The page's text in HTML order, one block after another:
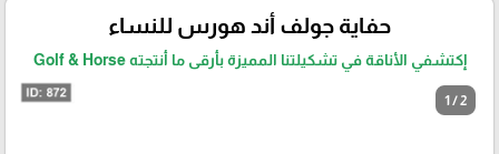
حفاية جولف أند هورس للنساء
إكتشفي الأناقة في تشكيلتنا المميزة بأرقى ما أنتجته Golf & Horse
1 / 2